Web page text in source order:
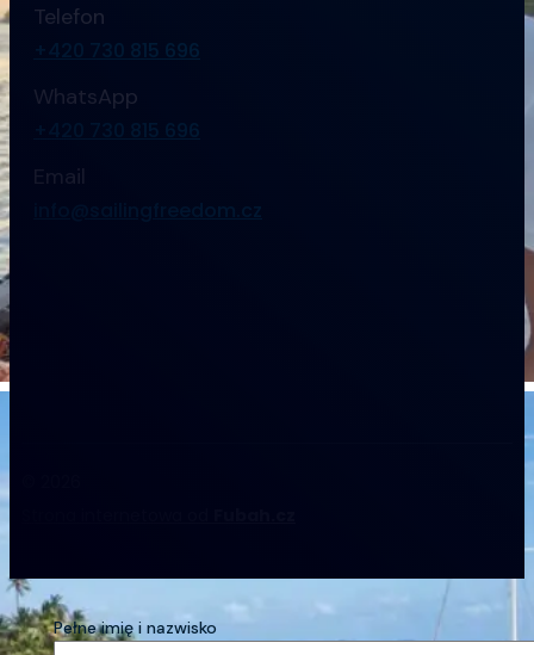
Telefon
+420 730 815 696
WhatsApp
+420 730 815 696
Email
info@sailingfreedom.cz
Pełne imię i nazwisko